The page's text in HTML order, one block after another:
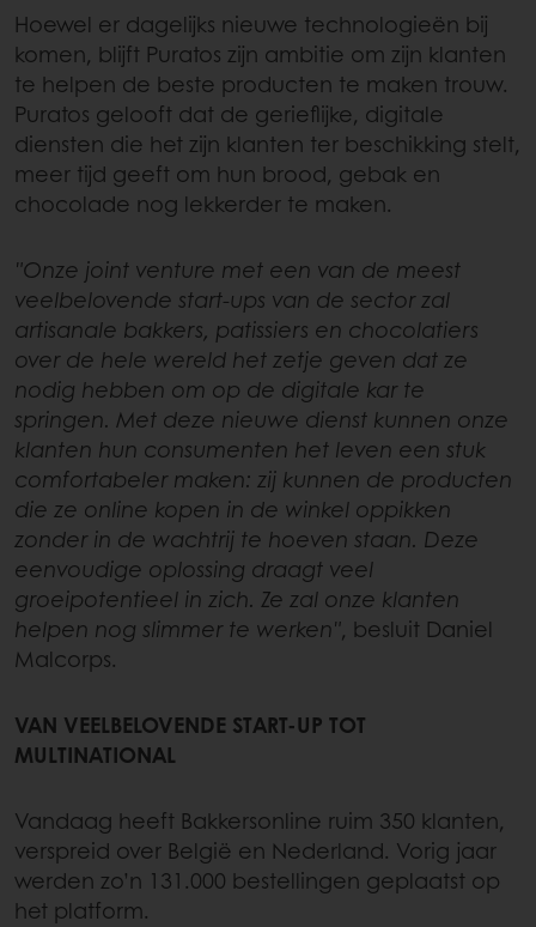
Hoewel er dagelijks nieuwe technologieën bij
komen, blijft Puratos zijn ambitie om zijn klanten
te helpen de beste producten te maken trouw.
Puratos gelooft dat de gerieflijke, digitale
diensten die het zijn klanten ter beschikking stelt,
meer tijd geeft om hun brood, gebak en
chocolade nog lekkerder te maken.
"Onze joint venture met een van de meest
veelbelovende start-ups van de sector zal
artisanale bakkers, patissiers en chocolatiers
over de hele wereld het zetje geven dat ze
nodig hebben om op de digitale kar te
springen. Met deze nieuwe dienst kunnen onze
klanten hun consumenten het leven een stuk
comfortabeler maken: zij kunnen de producten
die ze online kopen in de winkel oppikken
zonder in de wachtrij te hoeven staan. Deze
eenvoudige oplossing draagt veel
groeipotentieel in zich. Ze zal onze klanten
helpen nog slimmer te werken", besluit Daniel
Malcorps.
VAN VEELBELOVENDE START-UP TOT
MULTINATIONAL
Vandaag heeft Bakkersonline ruim 350 klanten,
verspreid over België en Nederland. Vorig jaar
werden zo’n 131.000 bestellingen geplaatst op
het platform.